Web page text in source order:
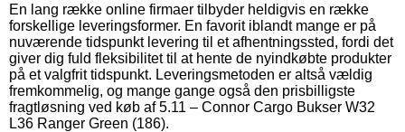
En lang række online firmaer tilbyder heldigvis en række
forskellige leveringsformer. En favorit iblandt mange er på
nuværende tidspunkt levering til et afhentningssted, fordi det
giver dig fuld fleksibilitet til at hente de nyindkøbte produkter
på et valgfrit tidspunkt. Leveringsmetoden er altså vældig
fremkommelig, og mange gange også den prisbilligste
fragtløsning ved køb af 5.11 – Connor Cargo Bukser W32
L36 Ranger Green (186).